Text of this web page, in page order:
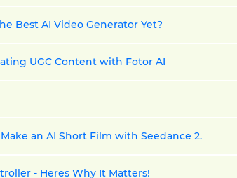
Best AI Video Generator Yet?
UGC Content with Fotor AI
an AI Short Film with Seedance 2.
- Heres Why It Matters!